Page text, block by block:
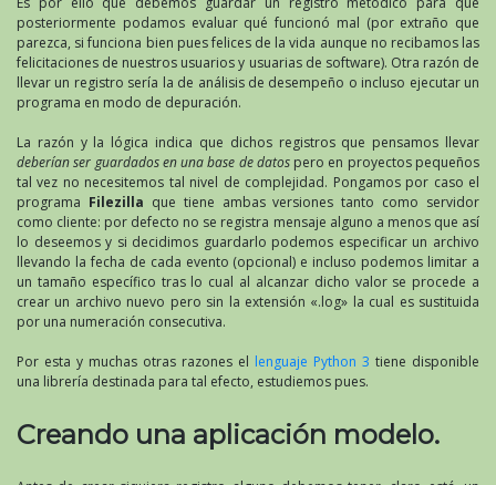
posteriormente podamos evaluar qué funcionó mal (por extraño que
parezca, si funciona bien pues felices de la vida aunque no recibamos las
felicitaciones de nuestros usuarios y usuarias de software). Otra razón de
llevar un registro sería la de análisis de desempeño o incluso ejecutar un
programa en modo de depuración.
La razón y la lógica indica que dichos registros que pensamos llevar
deberían ser guardados en una base de datospero en proyectos pequeños
tal vez no necesitemos tal nivel de complejidad. Pongamos por caso el
programa Filezilla que tiene ambas versiones tanto como servidor
como cliente: por defecto no se registra mensaje alguno a menos que así
lo deseemos y si decidimos guardarlo podemos especificar un archivo
llevando la fecha de cada evento (opcional) e incluso podemos limitar a
un tamaño específico tras lo cual al alcanzar dicho valor se procede a
crear un archivo nuevo pero sin la extensión «.log» la cual es sustituida
por una numeración consecutiva.
Por esta y muchas otras razones el lenguaje Python 3 tiene disponible
una librería destinada para tal efecto, estudiemos pues.
Creando una aplicación modelo.